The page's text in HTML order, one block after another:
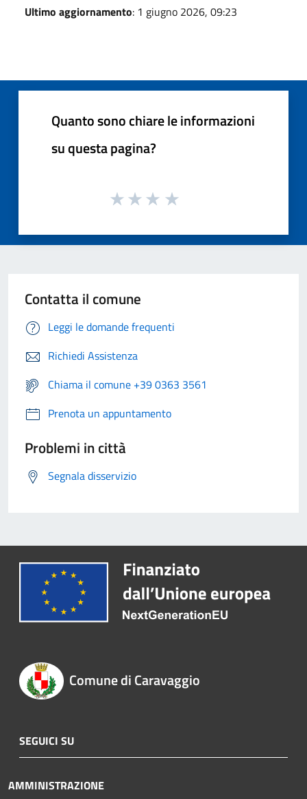
Ultimo aggiornamento: 1 giugno 2026, 09:23
Quanto sono chiare le informazioni
su questa pagina?
Contatta il comune
Leggi le domande frequenti
Richiedi Assistenza
Chiama il comune +39 0363 3561
Prenota un appuntamento
Problemi in città
Segnala disservizio
Comune di Caravaggio
SEGUICI SU
AMMINISTRAZIONE